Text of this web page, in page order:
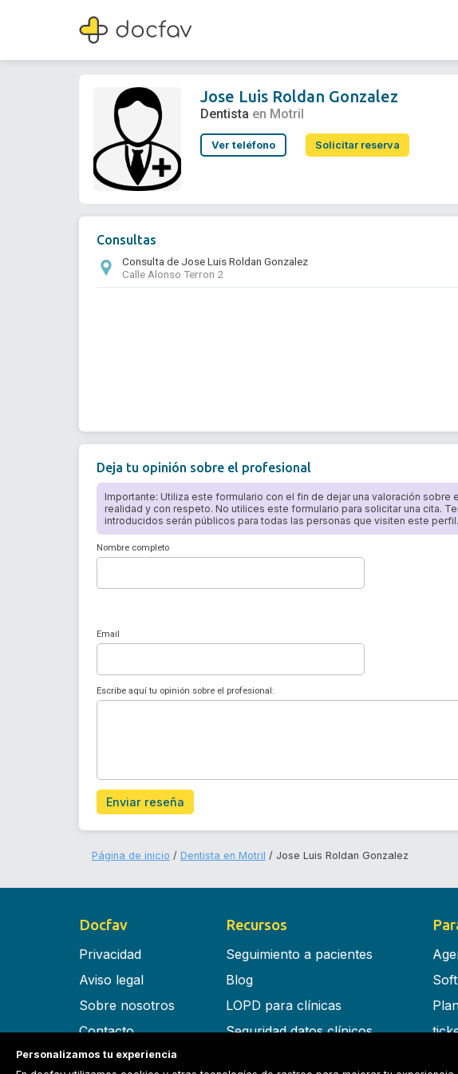
Jose Luis Roldan Gonzalez
Dentista
Jose Luis Roldan Gonzalez
Dentista en Motril
Ver teléfono Solicitar reserva
Consultas
Consulta de Jose Luis Roldan Gonzalez
Calle Alonso Terron 2
Deja tu opinión sobre el profesional
Importante: Utiliza este formulario con el fin de dejar una valoración sobre
realidad y con respeto. No utilices este formulario para solicitar una cita.
introducidos serán públicos para todas las personas que visiten este perfil.
Nombre completo
Email
Escribe aquí tu opinión sobre el profesional:
Enviar reseña
Página de inicio Dentista en Motril Jose Luis Roldan Gonzalez
Docfav
Privacidad
Aviso legal
Sobre nosotros
Contacto
Términos y condiciones
Recursos
Seguimiento a pacientes
Blog
LOPD para clínicas
Seguridad datos clínicos
Personalizamos tu experiencia